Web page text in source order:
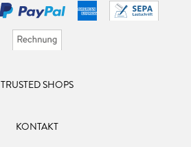
TRUSTED SHOPS
KONTAKT